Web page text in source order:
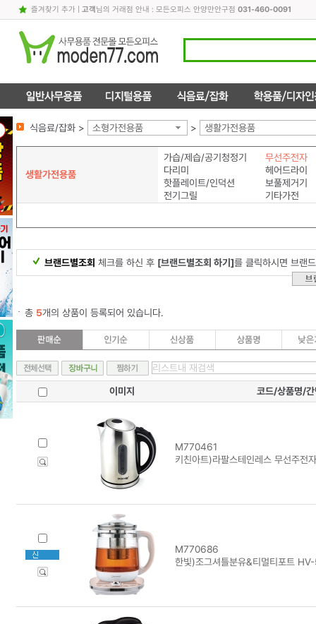
즐겨찾기 추가| 고객님의 거래점 안내 : 모든오피스 안양만안구점 031-460-0091
식음료/잡화 > 소형가전용품 > 생활가전용품
생활가전용품
가습/제습/공기청정기
무선주전자
다리미
헤어드라이
핫플레이트/인덕션
보풀제거기
전기그릴
기타가전
브랜드별조회 체크를 하신 후 [브랜드별조회 하기]를 클릭하시면 브랜
총 5개의 상품이 등록되어 있습니다.
이미지 코드/상품명/간
M770461
키친아트)라팔스테인레스 무선주
M770686
한빛)조그셔틀분유&티멀티포트